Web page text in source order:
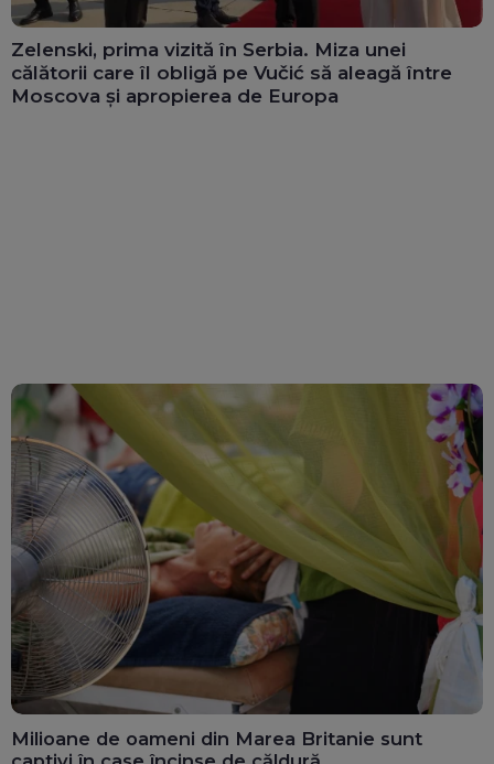
Zelenski, prima vizită în Serbia. Miza unei
călătorii care îl obligă pe Vučić să aleagă între
Moscova și apropierea de Europa
Milioane de oameni din Marea Britanie sunt